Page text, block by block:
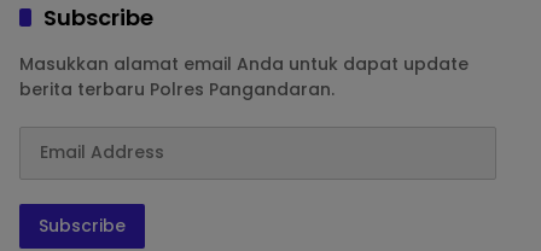
Subscribe
Masukkan alamat email Anda untuk dapat update
berita terbaru Polres Pangandaran.
Subscribe